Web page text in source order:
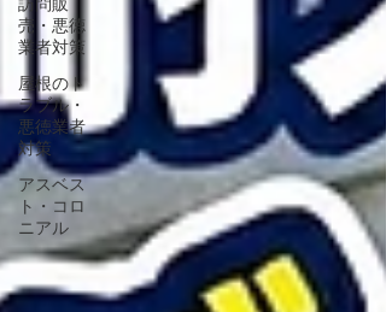
売・悪徳
業者対策
屋根のト
ラブル・
悪徳業者
対策
アスベス
ト・コロ
ニアル